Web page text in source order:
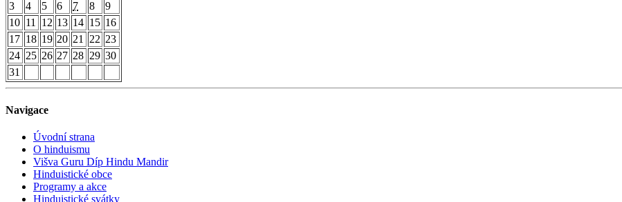
3
4 5 6 7 8
9
10 11 12 13 14 15 16
17 18 19 20 21 22 23
24 25 26 27 28 29 30
31
Navigace
Úvodní strana
O hinduismu
Višva Guru Díp Hindu Mandir
Hinduistické obce
Programy a akce
Hinduistické svátky